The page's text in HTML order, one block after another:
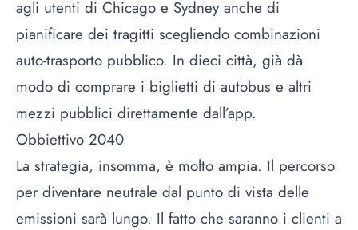
agli utenti di Chicago e Sydney anche di
pianificare dei tragitti scegliendo combinazioni
auto-trasporto pubblico. In dieci città, già dà
modo di comprare i biglietti di autobus e altri
mezzi pubblici direttamente dall’app.
Obbiettivo 2040
La strategia, insomma, è molto ampia. Il percorso
per diventare neutrale dal punto di vista delle
emissioni sarà lungo. Il fatto che saranno i clienti a